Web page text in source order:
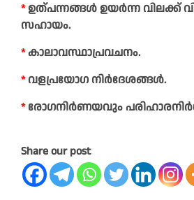
*ഉത്‌പന്നങ്ങൾ ഉയർന്ന വിലക്ക്
സഹായം.
*കാലാവസ്ഥാപ്രവചനം.
*വളപ്രയോഗ നിർദേശങ്ങൾ.
*രോഗനിർണയവും
Share our post